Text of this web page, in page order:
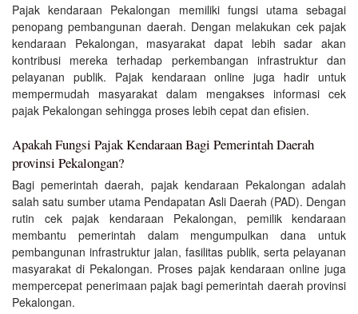
Pajak kendaraan Pekalongan memiliki fungsi utama sebagai
penopang pembangunan daerah. Dengan melakukan cek pajak
kendaraan Pekalongan, masyarakat dapat lebih sadar akan
kontribusi mereka terhadap perkembangan infrastruktur dan
pelayanan publik. Pajak kendaraan online juga hadir untuk
mempermudah masyarakat dalam mengakses informasi cek
pajak Pekalongan sehingga proses lebih cepat dan efisien.
Apakah Fungsi Pajak Kendaraan Bagi Pemerintah Daerah
provinsi Pekalongan?
Bagi pemerintah daerah, pajak kendaraan Pekalongan adalah
salah satu sumber utama Pendapatan Asli Daerah (PAD). Dengan
rutin cek pajak kendaraan Pekalongan, pemilik kendaraan
membantu pemerintah dalam mengumpulkan dana untuk
pembangunan infrastruktur jalan, fasilitas publik, serta pelayanan
masyarakat di Pekalongan. Proses pajak kendaraan online juga
mempercepat penerimaan pajak bagi pemerintah daerah provinsi
Pekalongan.